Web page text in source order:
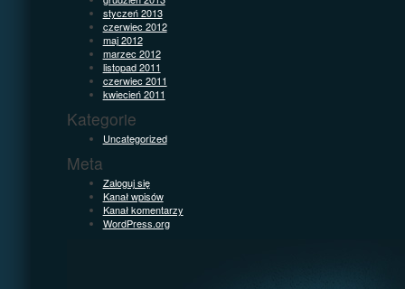
styczeń 2013
czerwiec 2012
maj 2012
marzec 2012
listopad 2011
czerwiec 2011
kwiecień 2011
Kategorie
Uncategorized
Meta
Zaloguj się
Kanał wpisów
Kanał komentarzy
WordPress.org